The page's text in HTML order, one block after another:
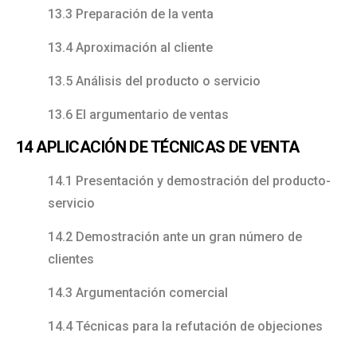
13.3 Preparación de la venta
13.4 Aproximación al cliente
13.5 Análisis del producto o servicio
13.6 El argumentario de ventas
14 APLICACIÓN DE TÉCNICAS DE VENTA
14.1 Presentación y demostración del producto-
servicio
14.2 Demostración ante un gran número de
clientes
14.3 Argumentación comercial
14.4 Técnicas para la refutación de objeciones